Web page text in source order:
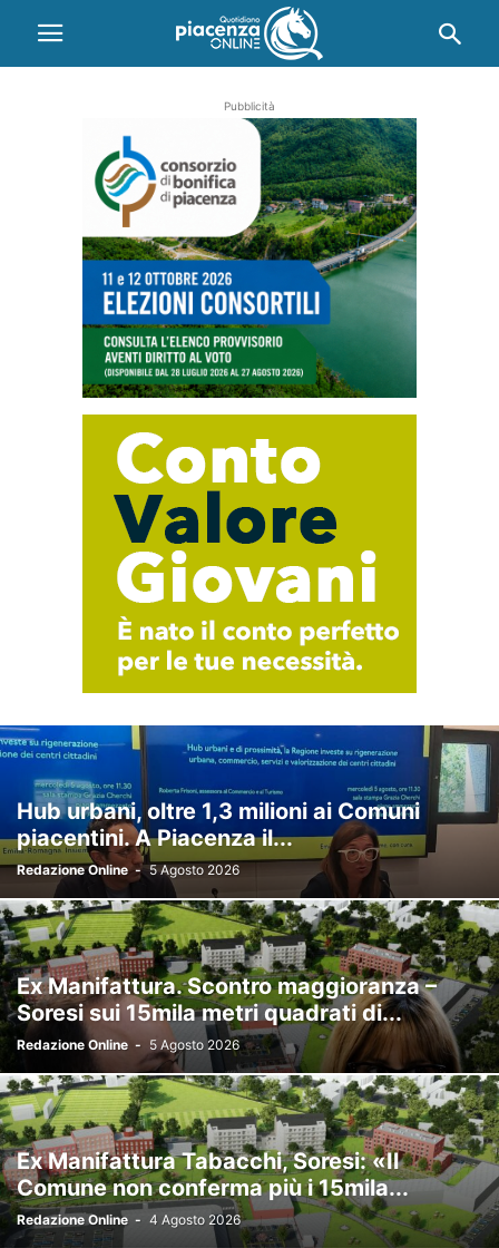
Pubblicità
Hub urbani, oltre 1,3 milioni ai Comuni
piacentini. A Piacenza il...
Redazione Online - 5 Agosto 2026
Ex Manifattura. Scontro maggioranza –
Soresi sui 15mila metri quadrati di...
Redazione Online - 5 Agosto 2026
Ex Manifattura Tabacchi, Soresi: «Il
Comune non conferma più i 15mila...
Redazione Online - 4 Agosto 2026